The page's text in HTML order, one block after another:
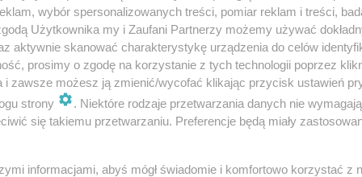
DSM, oddziela natomiast od siebie oba
– m.in. neurologiczne – które pojawiają
konfliktów psychicznych.
wybór spersonalizowanych treści, pomiar reklam i treści,
Użytkownika my i Zaufani Partnerzy możemy używać
aktywnie skanować charakterystykę urządzenia do celów
prosimy o zgodę na korzystanie z tych technologii poprzez
i zawsze możesz ją zmienić/wycofać klikając przycisk ustawień
strony
. Niektóre rodzaje przetwarzania danych nie
się takiemu przetwarzaniu. Preferencje będą miały
informacjami, abyś mógł świadomie i komfortowo korzystać z